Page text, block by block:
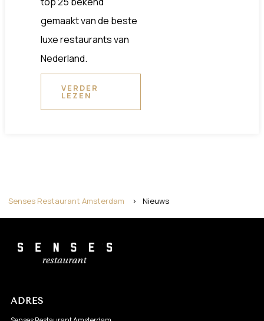
gemaakt van de beste
luxe restaurants van
Nederland.
VERDER
LEZEN
Senses Restaurant Amsterdam > Nieuws
ADRES